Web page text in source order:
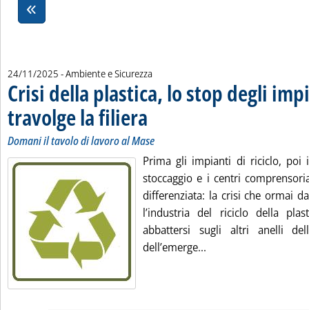
24/11/2025 - Ambiente e Sicurezza
Crisi della plastica, lo stop degli
travolge la filiera . Sottotitolo: Domani il tavolo di lavoro al Mase
. Pubblicata lunedì 24 novembre 2025 alle 15.33.
Domani il tavolo di lavoro al Mase
Prima gli impianti di riciclo, poi
stoccaggio e i centri
differenziata: la crisi che ormai
l’industria del riciclo della
abbattersi sugli altri anelli
dell’emerge...